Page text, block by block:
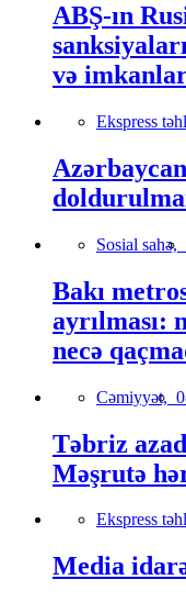
ABŞ-ın
və
Ekspress
Sosial sahə,
Bakı
ayrılması:
necə
Cəmiyyət,
Təbriz
Məşrutə
Ekspress
Media